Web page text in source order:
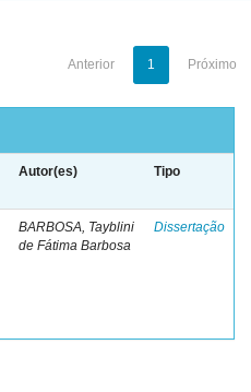
Anterior 1 Próximo
Autor(es) Tipo
BARBOSA, Tayblini
de Fátima Barbosa
Dissertação